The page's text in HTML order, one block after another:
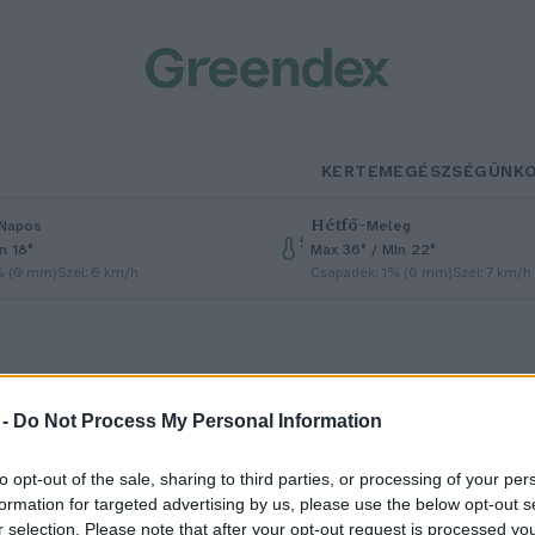
Do Not Process My Personal Information
opt-out of the sale, sharing to third parties, or processing of your
for targeted advertising by us, please use the below opt-out
selection. Please note that after your opt-out request is processed
KERTEMEGÉSZSÉGÜNK
Napos
18°
(0 mm)Szél: 6 km/h
Hétfő–Meleg
Max 36° / Min 22°
Csapadék: 1% (0 mm)Szél: 7 km/h
gombafonalakkal átszőtt